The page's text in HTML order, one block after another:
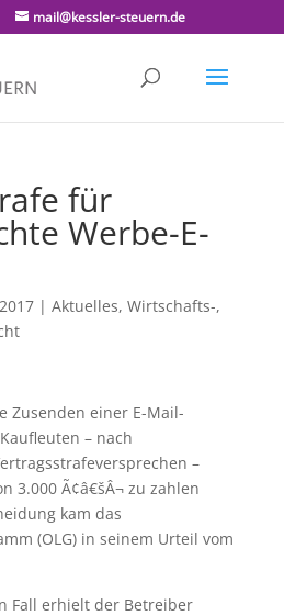
mail@kessler-steuern.de
für
Werbe-E-
| Aktuelles, Wirtschafts-,
Zusenden einer E-Mail-
– nach
–
3.000 Ã¢â€šÂ¬ zu zahlen
kam das
(OLG) in seinem Urteil vom
Fall erhielt der Betreiber